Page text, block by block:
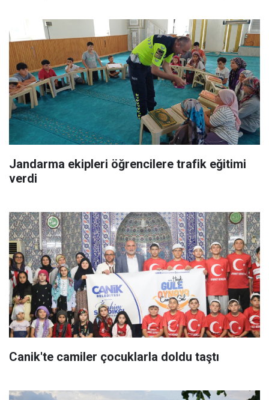
Jandarma ekipleri öğrencilere trafik eğitimi
verdi
Canik'te camiler çocuklarla doldu taştı